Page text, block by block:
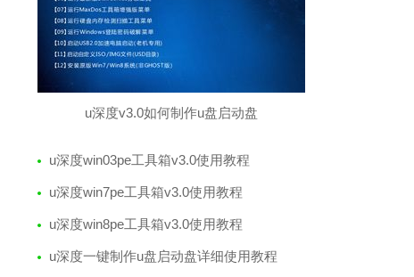
u深度v3.0如何制作u盘启动盘
u深度win03pe工具箱v3.0使用教程
u深度win7pe工具箱v3.0使用教程
u深度win8pe工具箱v3.0使用教程
u深度一键制作u盘启动盘详细使用教程